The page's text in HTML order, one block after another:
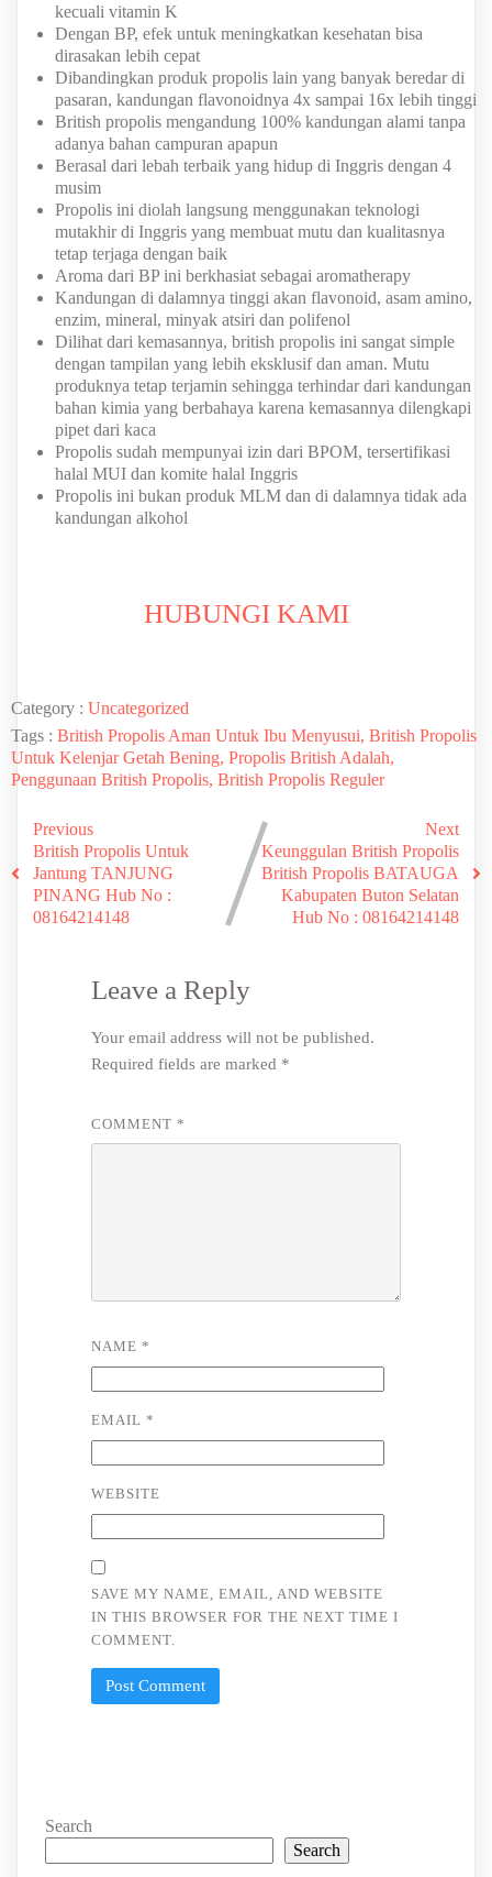
kecuali vitamin K
Dengan BP, efek untuk meningkatkan kesehatan bisa
dirasakan lebih cepat
Dibandingkan produk propolis lain yang banyak beredar di
pasaran, kandungan flavonoidnya 4x sampai 16x lebih tinggi
British propolis mengandung 100% kandungan alami tanpa
adanya bahan campuran apapun
Berasal dari lebah terbaik yang hidup di Inggris dengan 4
musim
Propolis ini diolah langsung menggunakan teknologi
mutakhir di Inggris yang membuat mutu dan kualitasnya
tetap terjaga dengan baik
Aroma dari BP ini berkhasiat sebagai aromatherapy
Kandungan di dalamnya tinggi akan flavonoid, asam amino,
enzim, mineral, minyak atsiri dan polifenol
Dilihat dari kemasannya, british propolis ini sangat simple
dengan tampilan yang lebih eksklusif dan aman. Mutu
produknya tetap terjamin sehingga terhindar dari kandungan
bahan kimia yang berbahaya karena kemasannya dilengkapi
pipet dari kaca
Propolis sudah mempunyai izin dari BPOM, tersertifikasi
halal MUI dan komite halal Inggris
Propolis ini bukan produk MLM dan di dalamnya tidak ada
kandungan alkohol
HUBUNGI KAMI
Category : Uncategorized
Tags : British Propolis Aman Untuk Ibu Menyusui, British Propolis
Untuk Kelenjar Getah Bening, Propolis British Adalah,
Penggunaan British Propolis, British Propolis Reguler
Previous
British Propolis Untuk
Jantung TANJUNG
PINANG Hub No :
08164214148
Next
Keunggulan British Propolis
British Propolis BATAUGA
Kabupaten Buton Selatan
Hub No : 08164214148
Leave a Reply
Your email address will not be published.
Required fields are marked *
COMMENT *
NAME *
EMAIL *
WEBSITE
SAVE MY NAME, EMAIL, AND WEBSITE
IN THIS BROWSER FOR THE NEXT TIME I
COMMENT.
Search
Search